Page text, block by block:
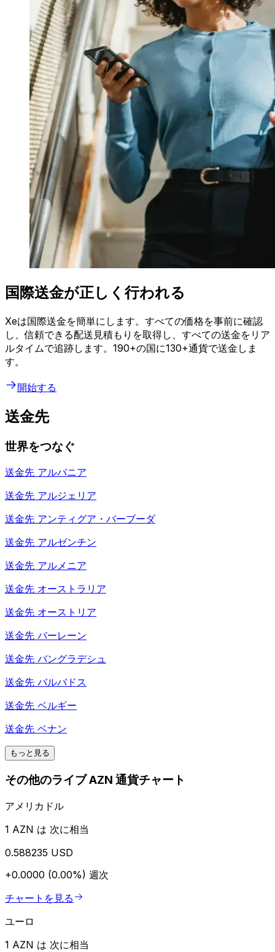
国際送金が正しく行われる
Xeは国際送金を簡単にします。すべての価格を事前に確認
し、信頼できる配送見積もりを取得し、すべての送金をリア
ルタイムで追跡します。190+の国に130+通貨で送金しま
す。
開始する
送金先
世界をつなぐ
送金先 アルバニア
送金先 アルジェリア
送金先 アンティグア・バーブーダ
送金先 アルゼンチン
送金先 アルメニア
送金先 オーストラリア
送金先 オーストリア
送金先 バーレーン
送金先 バングラデシュ
送金先 バルバドス
送金先 ベルギー
送金先 ベナン
もっと見る
その他のライブ AZN 通貨チャート
アメリカドル
1 AZN は 次に相当
0.588235 USD
+0.0000 (0.00%) 週次
チャートを見る
ユーロ
1 AZN は 次に相当